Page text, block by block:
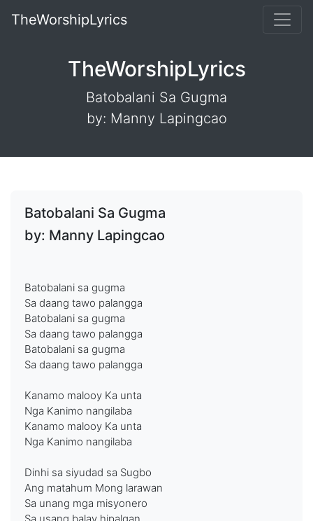
TheWorshipLyrics
TheWorshipLyrics
Batobalani Sa Gugma
by: Manny Lapingcao
Batobalani Sa Gugma
by: Manny Lapingcao
Batobalani sa gugma
Sa daang tawo palangga
Batobalani sa gugma
Sa daang tawo palangga
Batobalani sa gugma
Sa daang tawo palangga
Kanamo malooy Ka unta
Nga Kanimo nangilaba
Kanamo malooy Ka unta
Nga Kanimo nangilaba
Dinhi sa siyudad sa Sugbo
Ang matahum Mong larawan
Sa unang mga misyonero